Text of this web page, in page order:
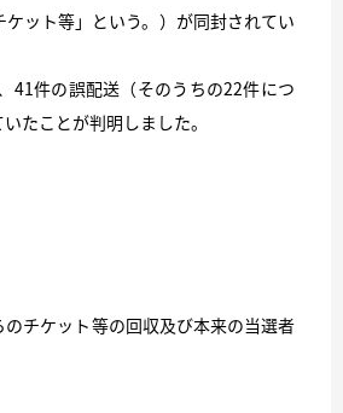
ット等」という。）が同封されてい
41件の誤配送（そのうちの22件につ
たことが判明しました。
チケット等の回収及び本来の当選者